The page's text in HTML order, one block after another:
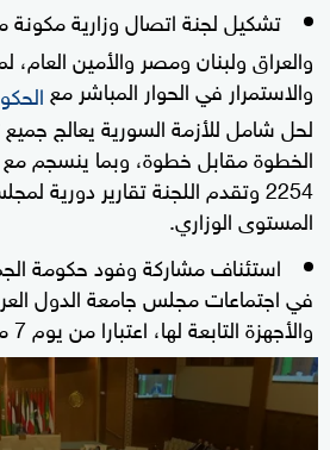
تشكيل لجنة اتصال وزارية مكونة
والعراق ولبنان ومصر والأمين العام،
والاستمرار في الحوار المباشر مع
لحل شامل للأزمة السورية يعالج
الخطوة مقابل خطوة، وبما ينسجم
2254 وتقدم اللجنة تقارير دورية
المستوى الوزاري.
استئناف مشاركة وفود حكومة
في اجتماعات مجلس جامعة الدول
والأجهزة التابعة لها، اعتبارا من يوم 7 مايو 2023.